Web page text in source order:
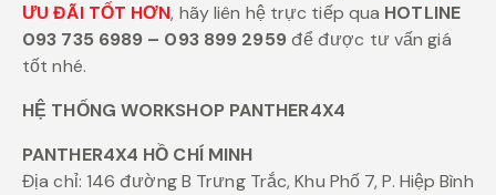
ƯU ĐÃI TỐT HƠN, hãy liên hệ trực tiếp qua HOTLINE
093 735 6989 – 093 899 2959để được tư vấn giá
tốt nhé.
HỆ THỐNG WORKSHOP PANTHER4X4
PANTHER4X4 HỒ CHÍ MINH
Địa chỉ: 146 đường B Trưng Trắc, Khu Phố 7, P. Hiệp Bình